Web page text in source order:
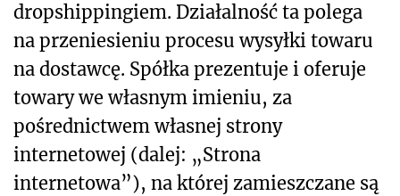
dropshippingiem. Działalność ta polega
na przeniesieniu procesu wysyłki towaru
na dostawcę. Spółka prezentuje i oferuje
towary we własnym imieniu, za
pośrednictwem własnej strony
internetowej (dalej: „Strona
internetowa”), na której zamieszczane są